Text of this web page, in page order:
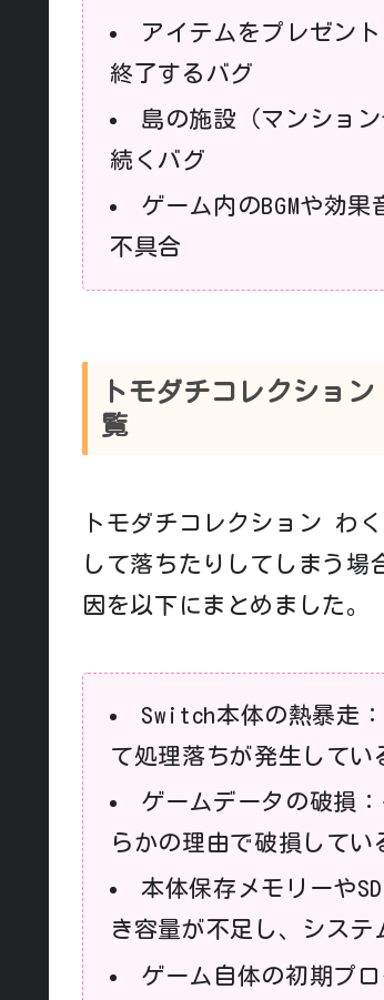
アイテムをプレゼン
終了するバグ
島の施設（マンショ
続くバグ
ゲーム内のBGMや効
不具合
トモダチコレクショ
覧
トモダチコレクション わ
して落ちたりしてしまう場
因を以下にまとめました。
Switch本体の熱暴走
て処理落ちが発生してい
ゲームデータの破損
らかの理由で破損してい
本体保存メモリーや
き容量が不足し、シス
ゲーム自体の初期プ